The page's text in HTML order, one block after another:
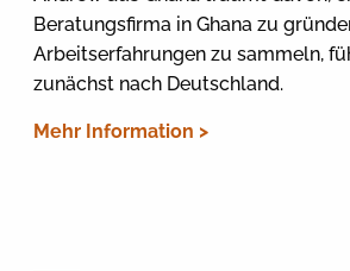
Beratungsfirma in Ghana zu
Arbeitserfahrungen zu sammeln,
zunächst nach Deutschland.
Mehr Information >